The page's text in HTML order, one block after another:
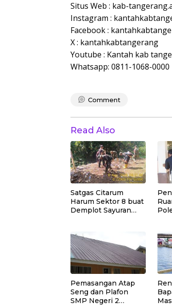
Situs Web : kab-
Instagram :
Facebook :
X : kantahkabtangerang
Youtube : Kantah kab
Whatsapp: 0811-1068-0000
Comment
Read Also
Satgas Citarum
Harum Sektor 8 buat
Demplot Sayuran
Perkuat Edukasi
Lingkungan dan
Pendataan Ternak di
Wilayah Binaan
Pemasangan Atap
Seng dan Plafon
SMP Negeri 2